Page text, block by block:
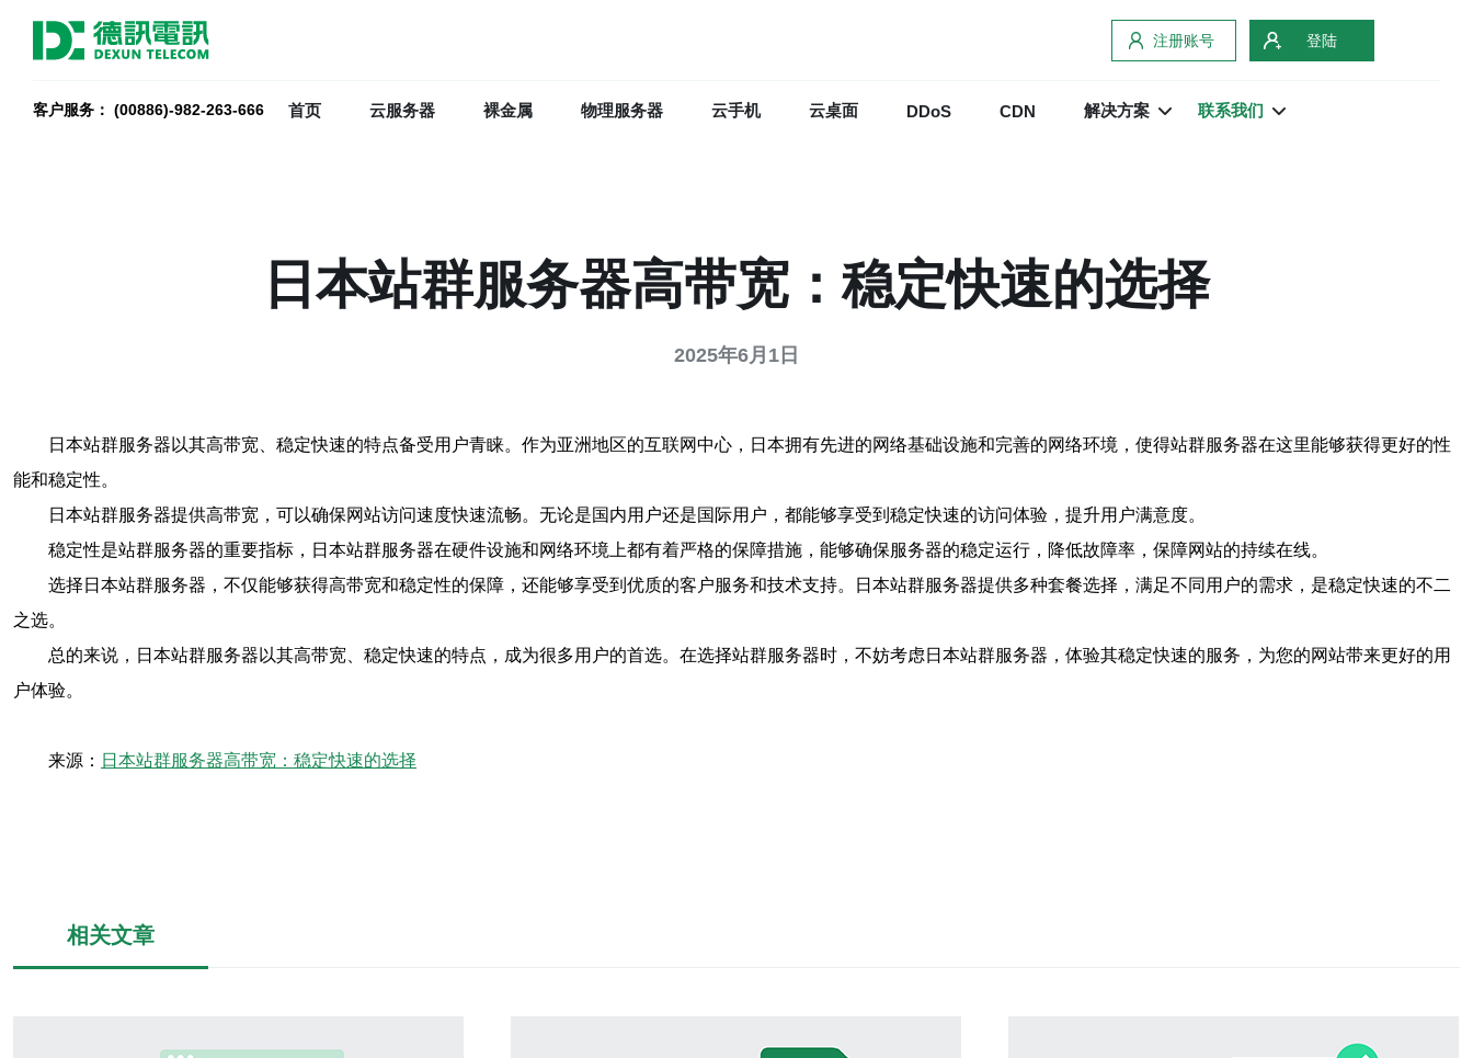
注册账号 登陆
客户服务： (00886)-982-263-666 首页 云服务器 裸金属 物理服务器 云手机 云桌面 DDoS CDN 解决方案 联系我们
日本站群服务器高带宽：稳定快速的选择
2025年6月1日
日本站群服务器以其高带宽、稳定快速的特点备受用户青睐。作为亚洲地区的互联网中心，日本拥有先进的网络基础设施和完善的网络环境，使得站群服务器在这里能够获得更好的性
能和稳定性。
日本站群服务器提供高带宽，可以确保网站访问速度快速流畅。无论是国内用户还是国际用户，都能够享受到稳定快速的访问体验，提升用户满意度。
稳定性是站群服务器的重要指标，日本站群服务器在硬件设施和网络环境上都有着严格的保障措施，能够确保服务器的稳定运行，降低故障率，保障网站的持续在线。
选择日本站群服务器，不仅能够获得高带宽和稳定性的保障，还能够享受到优质的客户服务和技术支持。日本站群服务器提供多种套餐选择，满足不同用户的需求，是稳定快速的不二
之选。
总的来说，日本站群服务器以其高带宽、稳定快速的特点，成为很多用户的首选。在选择站群服务器时，不妨考虑日本站群服务器，体验其稳定快速的服务，为您的网站带来更好的用
户体验。
来源： 日本站群服务器高带宽：稳定快速的选择
相关文章